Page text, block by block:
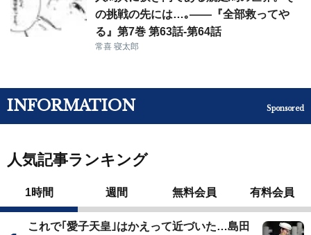
の挑戦の先には…｡――『全部救ってや
る』第7巻 第63話-第64話
常喜 寝太郎
INFORMATION Sponsored
人気記事ランキング
1時間 週間 無料会員 有料会員
これで｢愛子天皇｣はかえって近づいた…島田